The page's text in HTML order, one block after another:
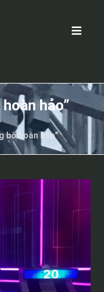
hảo”
bố hoàn hảo"